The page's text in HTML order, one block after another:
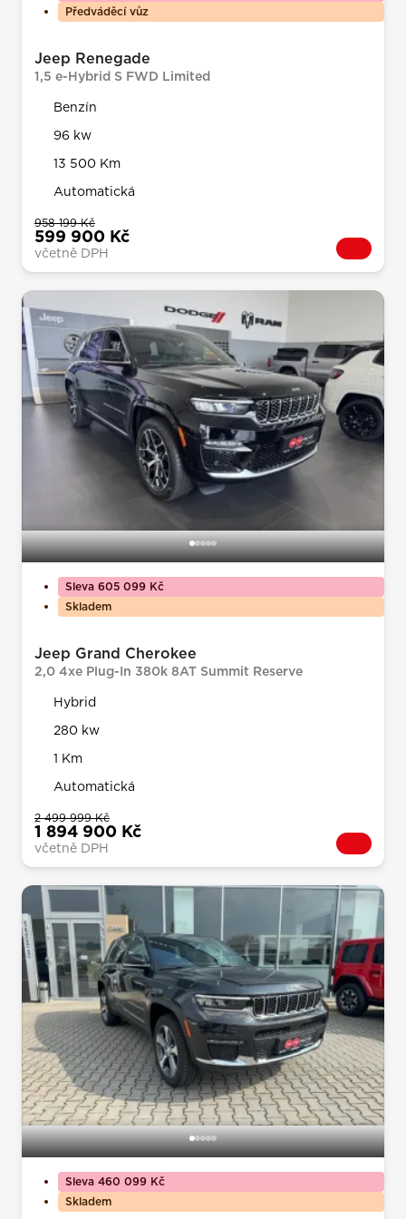
Předváděcí vůz
Jeep Renegade
1,5 e-Hybrid S FWD Limited
Benzín
96 kw
13 500 Km
Automatická
958 199 Kč
599 900 Kč
včetně DPH
Sleva 605 099 Kč
Skladem
Jeep Grand Cherokee
2,0 4xe Plug-In 380k 8AT Summit Reserve
Hybrid
280 kw
1 Km
Automatická
2 499 999 Kč
1 894 900 Kč
včetně DPH
Sleva 460 099 Kč
Skladem